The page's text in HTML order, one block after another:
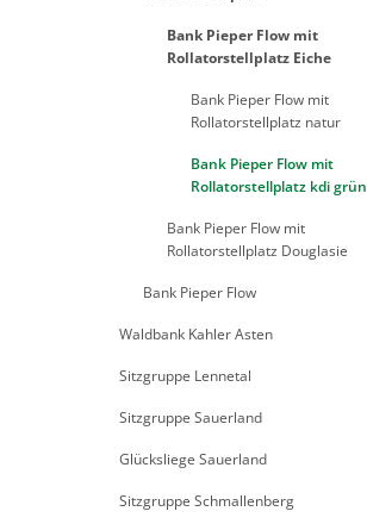
Bank Pieper Flow mit
Rollatorstellplatz Eiche
Bank Pieper Flow mit
Rollatorstellplatz natur
Bank Pieper Flow mit
Rollatorstellplatz kdi grün
Bank Pieper Flow mit
Rollatorstellplatz Douglasie
Bank Pieper Flow
Waldbank Kahler Asten
Sitzgruppe Lennetal
Sitzgruppe Sauerland
Glücksliege Sauerland
Sitzgruppe Schmallenberg